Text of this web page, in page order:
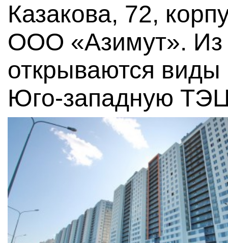
Казакова, 72,
ООО «Азимут». Из
открываются
Юго-западную